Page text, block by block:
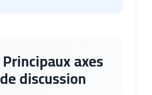
Principaux axes
de discussion